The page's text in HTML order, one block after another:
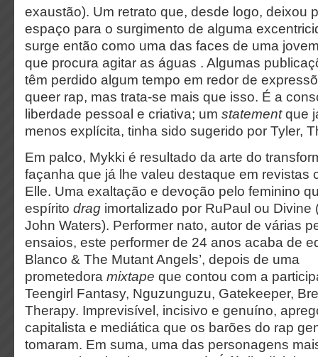
exaustão). Um retrato que, desde logo, deixou
espaço para o surgimento de alguma
surge então como uma das faces de uma
que procura agitar as águas . Algumas
têm perdido algum tempo em redor de
queer rap, mas trata-se mais que isso. É a
liberdade pessoal e criativa; um statementque
menos explícita, tinha sido sugerido por Tyler,
Em palco, Mykki é resultado da arte do
façanha que já lhe valeu destaque em revistas
Elle. Uma exaltação e devoção pelo feminino
espírito drag imortalizado por RuPaul ou Divine
John Waters). Performer nato, autor de várias
ensaios, este performer de 24 anos acaba de
Blanco & The Mutant Angels’, depois de uma
prometedora mixtape que contou com a
Teengirl Fantasy, Nguzunguzu, Gatekeeper,
Therapy. Imprevisível, incisivo e genuíno,
capitalista e mediática que os barões do rap
tomaram. Em suma, uma das personagens